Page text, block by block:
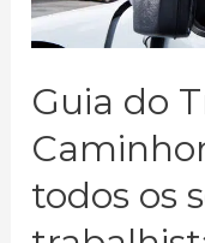
Guia do
todos os